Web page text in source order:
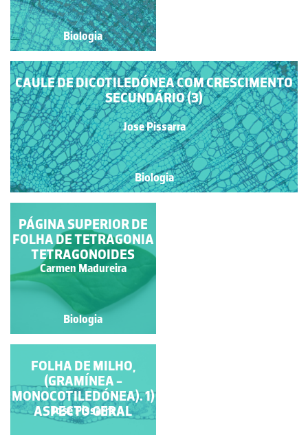
Biologia
Biologia
CAULE DE DICOTILEDÓNEA COM CRESCIMENTO
SECUNDÁRIO (3)
Jose Pissarra
Biologia
PÁGINA INFERIOR DE
TETRAGONIA
TETRAGONOIDES
Carmen Madureira
Biologia
PÁGINA SUPERIOR DE
FOLHA DE TETRAGONIA
TETRAGONOIDES
Carmen Madureira
Biologia
FOLHA DE MILHO
(GRAMÍNEA -
MONOCOTILEDÓNEA).
2) PORMENOR DA
LÂMINA A NÍVEL DE
Jose Pissarra
FOLHA DE MILHO,
(GRAMÍNEA -
MONOCOTILEDÓNEA). 1)
ASPECTO GERAL
Jose Pissarra